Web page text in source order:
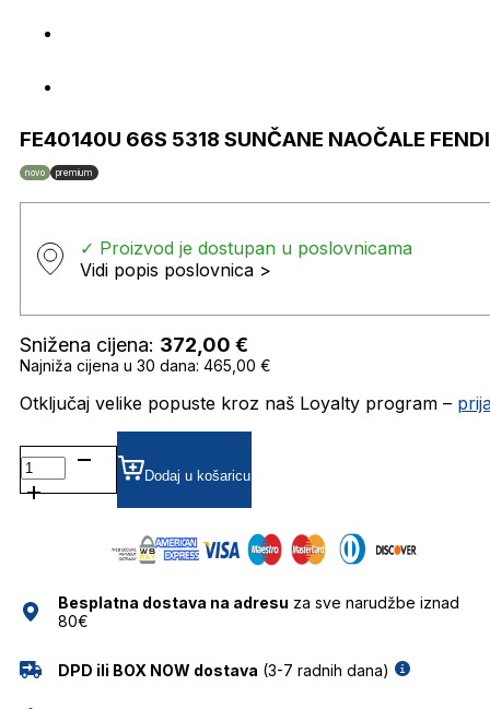
FE40140U 66S 5318 SUNČANE NAOČALE FENDI
novo premium
✓ Proizvod je dostupan u poslovnicama
Vidi popis poslovnica >
Snižena cijena: 372,00 €
Najniža cijena u 30 dana: 465,00 €
Otključaj velike popuste kroz naš Loyalty program –
FE40140U
66S
5318
Dodaj u košaricu
Besplatna dostava na adresu za sve narudžbe iznad
80€
DPD ili BOX NOW dostava (3-7 radnih dana)